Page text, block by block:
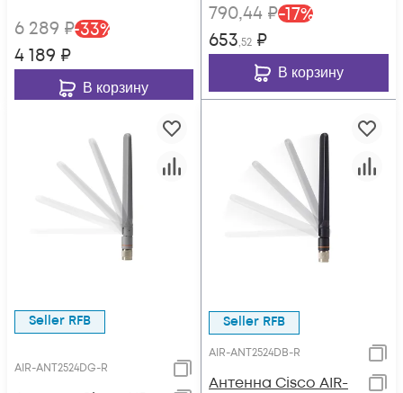
6 289 ₽-33%
4 189 ₽
В корзину
790,44 ₽-17%
653,52 ₽
В корзину
Seller RFB
AIR-ANT2524DG-R
Seller RFB
AIR-ANT2524DB-R
Антенна Cisco AIR-